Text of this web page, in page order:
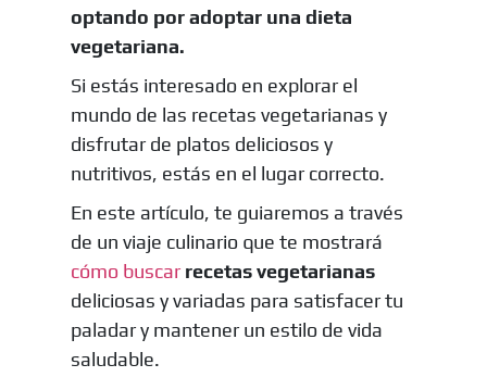
optando por adoptar una dieta
vegetariana.
Si estás interesado en explorar el
mundo de las recetas vegetarianas y
disfrutar de platos deliciosos y
nutritivos, estás en el lugar correcto.
En este artículo, te guiaremos a través
de un viaje culinario que te mostrará
cómo buscar recetas vegetarianas
deliciosas y variadas para satisfacer tu
paladar y mantener un estilo de vida
saludable.